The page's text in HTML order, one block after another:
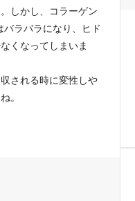
しかし、コラーゲン
バラバラになり、ヒド
くなってしまいま
される時に変性しや
。